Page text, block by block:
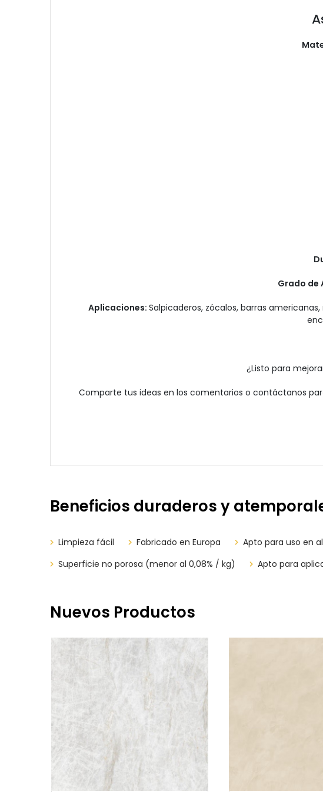
Grado de
Aplicaciones: Salpicaderos, zócalos, barras
¿Listo para
Comparte tus ideas en los comentarios o contáctanos
Beneficios duraderos y
Limpieza fácil ​​​​Fabricado en Europa Apto para uso en
Superficie no porosa (menor al 0,08% / kg)
Apto para
Nuevos Productos